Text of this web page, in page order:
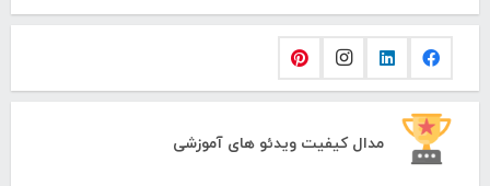
مدال کیفیت ویدئو های آموزشی